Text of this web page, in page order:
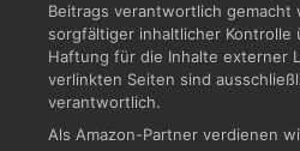
Beitrags verantwortlich gemacht
sorgfältiger inhaltlicher Kontrolle
Haftung für die Inhalte externer
verlinkten Seiten sind
verantwortlich.
Als Amazon-Partner verdienen